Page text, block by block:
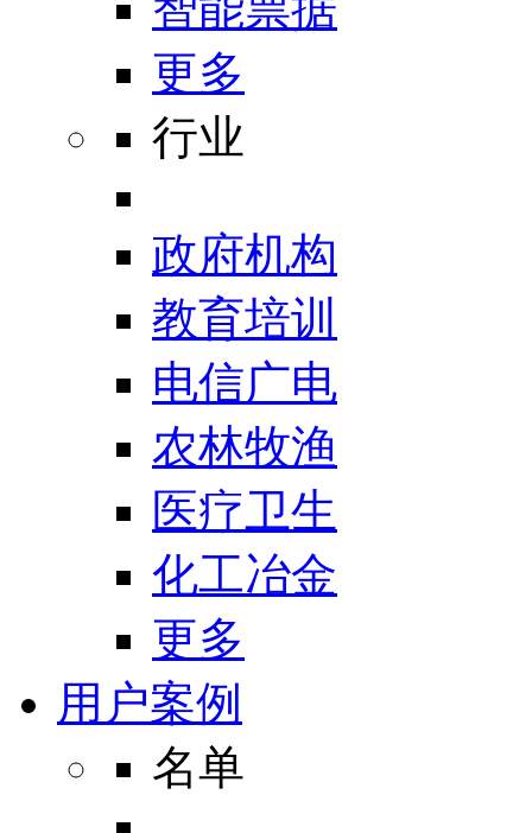
更多
行业
政府机构
教育培训
电信广电
农林牧渔
医疗卫生
化工冶金
更多
用户案例
名单